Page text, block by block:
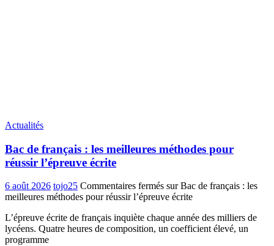
Actualités
Bac de français : les meilleures méthodes pour
réussir l’épreuve écrite
6 août 2026 tojo25 Commentaires fermés sur Bac de français : les
meilleures méthodes pour réussir l’épreuve écrite
L’épreuve écrite de français inquiète chaque année des milliers de
lycéens. Quatre heures de composition, un coefficient élevé, un
programme